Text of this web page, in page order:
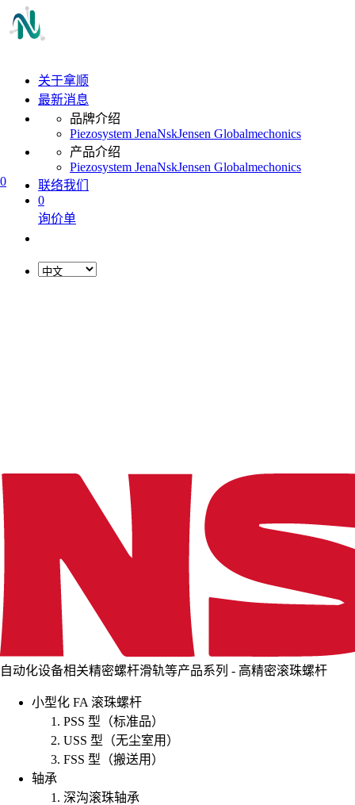
0
关于拿顺
最新消息
品牌介绍
Piezosystem JenaNskJensen Globalmechonics
产品介绍
Piezosystem JenaNskJensen Globalmechonics
联络我们
0
询价单
自动化设备相关精密螺杆滑轨等产品系列 - 高精密滚珠螺杆
小型化 FA 滚珠螺杆
PSS 型（标准品）
USS 型（无尘室用）
FSS 型（搬送用）
轴承
深沟滚珠轴承